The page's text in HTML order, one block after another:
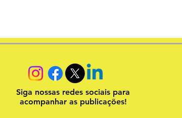
Siga nossas redes sociais para
acompanhar as publicações!